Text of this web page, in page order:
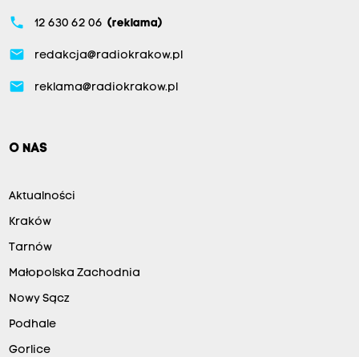
phone 12 630 62 06 (reklama)
email redakcja@radiokrakow.pl
email reklama@radiokrakow.pl
O NAS
Aktualności
Kraków
Tarnów
Małopolska Zachodnia
Nowy Sącz
Podhale
Gorlice